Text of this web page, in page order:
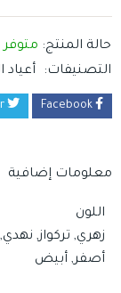
حالة المنتج: متوفر
التصنيفات:
أعياد
Facebook
معلومات إضافية
اللون
زهري, تركواز,
أصفر, أبيض